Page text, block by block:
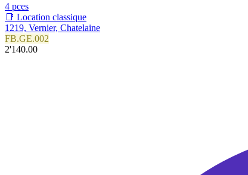
4 pces
📑 Location classique
1219, Vernier, Chatelaine
FB.GE.002
2'140.00